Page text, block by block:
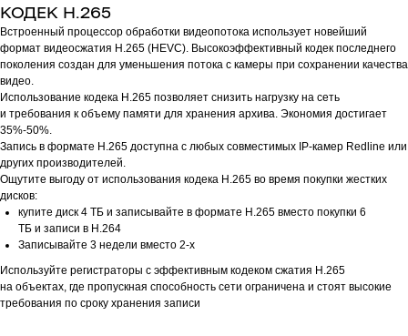
КОДЕК H.265
Встроенный процессор обработки видеопотока использует новейший
формат видеосжатия H.265 (HEVC). Высокоэффективный кодек последнего
поколения создан для уменьшения потока с камеры при сохранении качества
видео.
Использование кодека H.265 позволяет снизить нагрузку на сеть
и требования к объему памяти для хранения архива. Экономия достигает
35%-50%.
Запись в формате Н.265 доступна с любых совместимых IP-камер Redline или
других производителей.
Ощутите выгоду от использования кодека H.265 во время покупки жестких
дисков:
купите диск 4 ТБ и записывайте в формате H.265 вместо покупки 6
ТБ и записи в H.264
Записывайте 3 недели вместо 2-х
Используйте регистраторы с эффективным кодеком сжатия Н.265
на объектах, где пропускная способность сети ограничена и стоят высокие
требования по сроку хранения записи